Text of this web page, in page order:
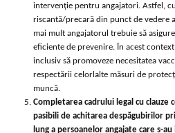
intervenție pentru angajatori. Astfel,
riscantă/precară din punct de vedere
mai mult angajatorul trebuie să
eficiente de prevenire. În acest
inclusiv să promoveze necesitatea
respectării celorlalte măsuri de
muncă.
Completarea cadrului legal cu clauze
pasibili de achitarea despăgubirilor
lung a persoanelor angajate care s-au